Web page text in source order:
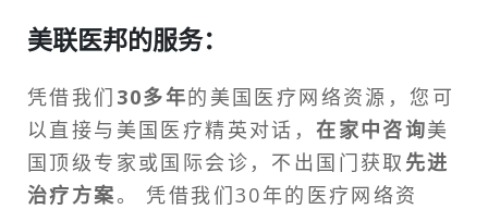
美联医邦的服务：
凭借我们 30多年的美国医疗网络资源，您可
以直接与美国医疗精英对话，在家中咨询美
国顶级专家或国际会诊 ，不出国门获取 先进
治疗方案。 凭借我们30年的医疗网络资